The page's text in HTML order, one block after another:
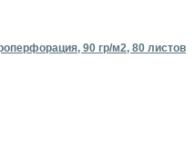
90 гр/м2, 80 листов